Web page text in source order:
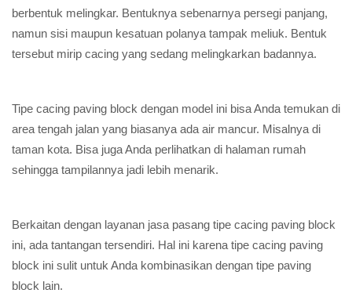
berbentuk melingkar. Bentuknya sebenarnya persegi panjang,
namun sisi maupun kesatuan polanya tampak meliuk. Bentuk
tersebut mirip cacing yang sedang melingkarkan badannya.
Tipe cacing paving block dengan model ini bisa Anda temukan di
area tengah jalan yang biasanya ada air mancur. Misalnya di
taman kota. Bisa juga Anda perlihatkan di halaman rumah
sehingga tampilannya jadi lebih menarik.
Berkaitan dengan layanan jasa pasang tipe cacing paving block
ini, ada tantangan tersendiri. Hal ini karena tipe cacing paving
block ini sulit untuk Anda kombinasikan dengan tipe paving
block lain.